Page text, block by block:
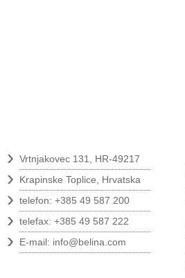
› Vrtnjakovec 131, HR-49217
› Krapinske Toplice, Hrvatska
› telefon: +385 49 587 200
› telefax: +385 49 587 222
› E-mail: info@belina.com